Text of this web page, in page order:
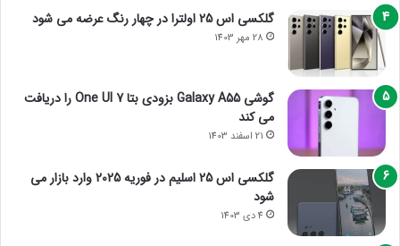
گلکسی اس 25 اولترا در چهار رنگ عرضه می شود
28 مهر 1403
گوشی Galaxy A55 بزودی بتا One UI 7 را دریافت
می کند
21 اسفند 1403
گلکسی اس 25 اسلیم در فوریه 2025 وارد بازار می
شود
4 دی 1403